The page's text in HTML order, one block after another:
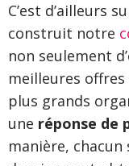
C’est d’ailleurs
construit notre
non seulement
meilleures
plus grands
une réponse de
manière,